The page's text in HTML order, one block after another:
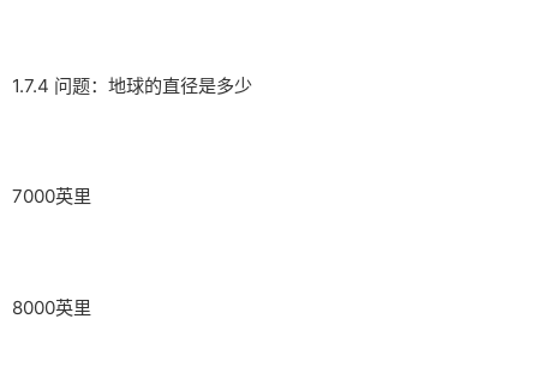
1.7.4 问题：地球的直径是多少
7000英里
8000英里